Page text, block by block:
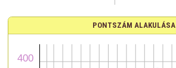
PONTSZÁM ALAKULÁSA